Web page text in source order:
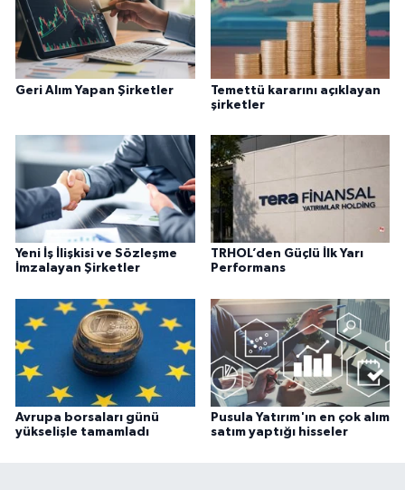
Geri Alım Yapan Şirketler
Temettü kararını açıklayan
şirketler
Yeni İş İlişkisi ve Sözleşme
İmzalayan Şirketler
TRHOL’den Güçlü İlk Yarı
Performans
Avrupa borsaları günü
yükselişle tamamladı
Pusula Yatırım'ın en çok alım
satım yaptığı hisseler